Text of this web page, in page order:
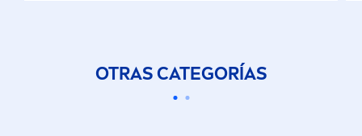
OTRAS CATEGORÍAS
Descubri tu tipo de piel y cuales son los